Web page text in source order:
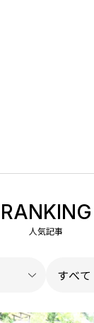
RANKING
人気記事